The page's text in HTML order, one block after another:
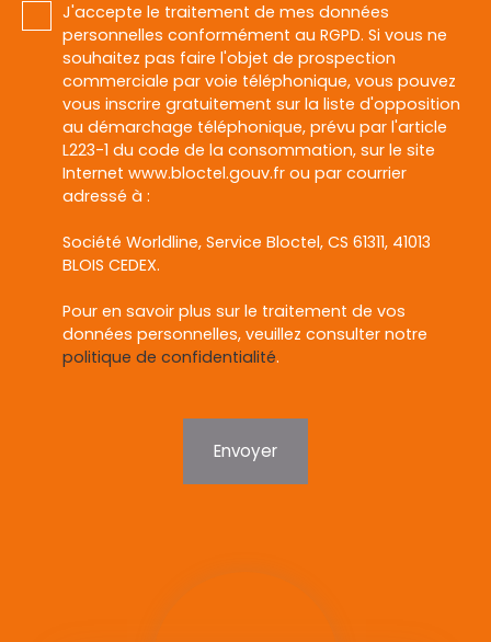
J'accepte le traitement de mes données
personnelles conformément au RGPD. Si vous ne
souhaitez pas faire l'objet de prospection
commerciale par voie téléphonique, vous pouvez
vous inscrire gratuitement sur la liste d'opposition
au démarchage téléphonique, prévu par l'article
L223-1 du code de la consommation, sur le site
Internet www.bloctel.gouv.fr ou par courrier
adressé à :
Société Worldline, Service Bloctel, CS 61311, 41013
BLOIS CEDEX.
Pour en savoir plus sur le traitement de vos
données personnelles, veuillez consulter notre
politique de confidentialité.
Envoyer